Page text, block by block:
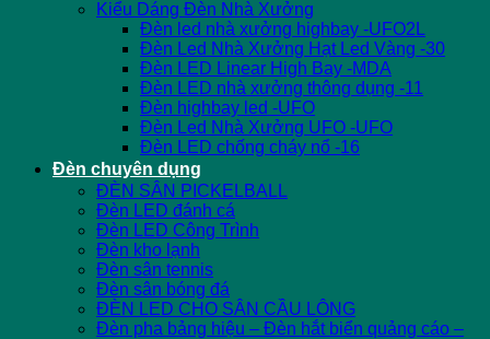
Kiểu Dáng Đèn Nhà Xưởng
Đèn led nhà xưởng highbay -UFO2L
Đèn Led Nhà Xưởng Hạt Led Vàng -30
Đèn LED Linear High Bay -MDA
Đèn LED nhà xưởng thông dụng -11
Đèn highbay led -UFO
Đèn Led Nhà Xưởng UFO -UFO
Đèn LED chống cháy nổ -16
Đèn chuyên dụng
ĐÈN SÂN PICKELBALL
Đèn LED đánh cá
Đèn LED Công Trình
Đèn kho lạnh
Đèn sân tennis
Đèn sân bóng đá
ĐÈN LED CHO SÂN CẦU LÔNG
Đèn pha bảng hiệu – Đèn hắt biển quảng cáo –